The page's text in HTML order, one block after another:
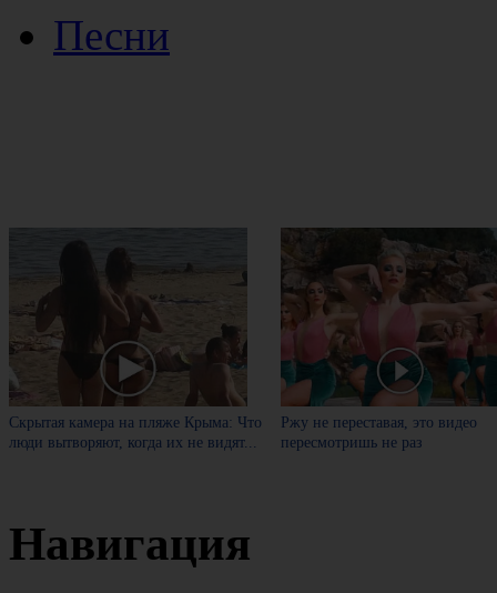
Песни
Скрытая камера на пляже Крыма: Что
люди вытворяют, когда их не видят...
Ржу не переставая, это видео
пересмотришь не раз
Навигация